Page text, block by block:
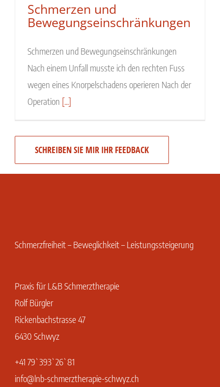
Schmerzen und
Bewegungseinschränkungen
Schmerzen und Bewegungseinschränkungen
Nach einem Unfall musste ich den rechten Fuss
wegen eines Knorpelschadens operieren Nach der
Operation [...]
SCHREIBEN SIE MIR IHR FEEDBACK
Schmerzfreiheit – Beweglichkeit – Leistungssteigerung
Praxis für L&B Schmerztherapie
Rolf Bürgler
Rickenbachstrasse 47
6430 Schwyz
+41 79`393`26`81
info@lnb-schmerztherapie-schwyz.ch